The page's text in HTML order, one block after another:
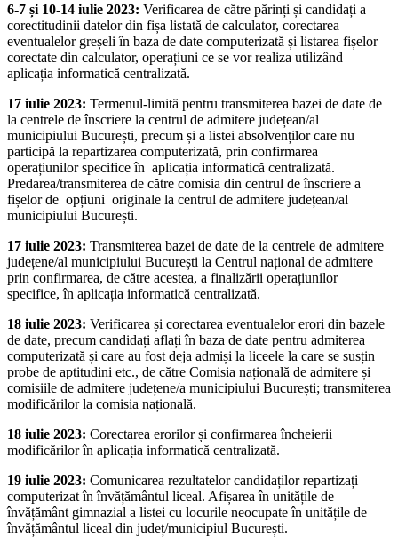
6-7 și 10-14 iulie 2023: Verificarea de către părinți și candidați a
corectitudinii datelor din fișa listată de calculator, corectarea
eventualelor greșeli în baza de date computerizată și listarea fișelor
corectate din calculator, operațiuni ce se vor realiza utilizând
aplicația informatică centralizată.
17 iulie 2023: Termenul-limită pentru transmiterea bazei de date de
la centrele de înscriere la centrul de admitere județean/al
municipiului București, precum și a listei absolvenților care nu
participă la repartizarea computerizată, prin confirmarea
operațiunilor specifice în aplicația informatică centralizată.
Predarea/transmiterea de către comisia din centrul de înscriere a
fișelor de opțiuni originale la centrul de admitere județean/al
municipiului București.
17 iulie 2023: Transmiterea bazei de date de la centrele de admitere
județene/al municipiului București la Centrul național de admitere
prin confirmarea, de către acestea, a finalizării operațiunilor
specifice, în aplicația informatică centralizată.
18 iulie 2023: Verificarea și corectarea eventualelor erori din bazele
de date, precum candidați aflați în baza de date pentru admiterea
computerizată și care au fost deja admiși la liceele la care se susțin
probe de aptitudini etc., de către Comisia națională de admitere și
comisiile de admitere județene/a municipiului București; transmiterea
modificărilor la comisia națională.
18 iulie 2023: Corectarea erorilor și confirmarea încheierii
modificărilor în aplicația informatică centralizată.
19 iulie 2023: Comunicarea rezultatelor candidaților repartizați
computerizat în învățământul liceal. Afișarea în unitățile de
învățământ gimnazial a listei cu locurile neocupate în unitățile de
învățământul liceal din județ/municipiul București.